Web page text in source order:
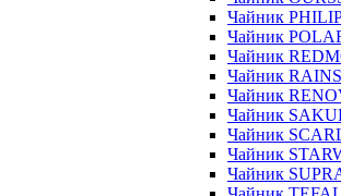
Чайник
Чайник
Чайник
Чайник
Чайник
Чайник
Чайник
Чайник
Чайник